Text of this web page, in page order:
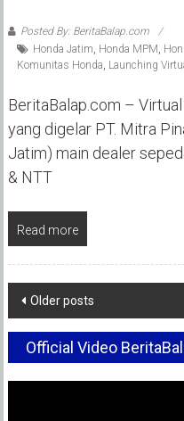
Posted By: BeritaBalap.com
Honda Jatim Honda MPM
Komunitas Honda Launching
BeritaBalap.com –
yang digelar PT. Mitra
Jatim) main dealer
& NTT
Read more
Posts
navigation
Older posts
Official Video